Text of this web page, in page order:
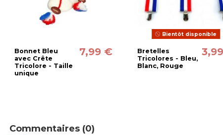
Bonnet Bleu
avec Crête
Tricolore - Taille
unique
7,99 €
Bientôt disponible
Bretelles
Tricolores - Bleu,
Blanc, Rouge
Commentaires (0)